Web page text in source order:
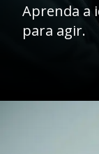
Aprenda a
para agir.